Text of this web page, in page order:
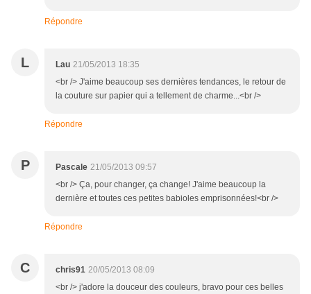
Répondre
L Lau 21/05/2013 18:35
<br /> J'aime beaucoup ses dernières tendances, le retour de
la couture sur papier qui a tellement de charme...<br />
Répondre
P Pascale 21/05/2013 09:57
<br /> Ça, pour changer, ça change! J'aime beaucoup la
dernière et toutes ces petites babioles emprisonnées!<br />
Répondre
C chris91 20/05/2013 08:09
<br /> j'adore la douceur des couleurs, bravo pour ces belles